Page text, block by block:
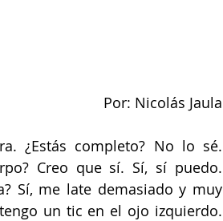
Por: Nicolás Jaula
¿Estás completo? No lo sé.
Creo que sí. Sí, sí puedo.
Sí, me late demasiado y muy
un tic en el ojo izquierdo.